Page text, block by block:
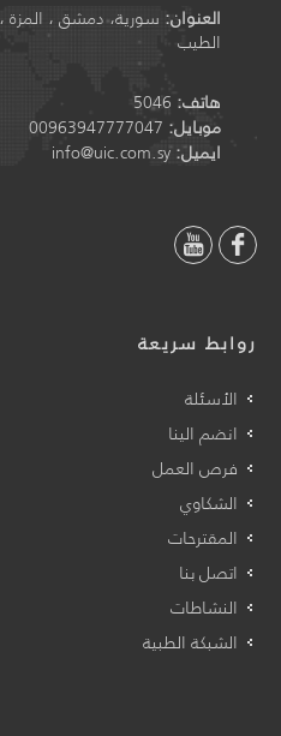
العنوان: سورية، دمشق ، المزة
الطيب
هاتف: 5046
موبايل: 00963947777047
ايميل:info@uic.com.sy
روابط سريعة
الأسئلة
انضم الينا
فرص العمل
الشكاوي
المقترحات
اتصل بنا
النشاطات
الشبكة الطبية